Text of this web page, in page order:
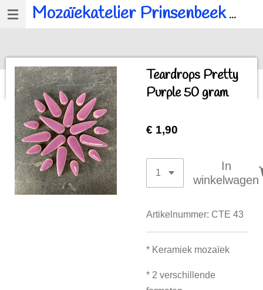
Ga
direct
de
hoofdinhoud
Mozaïekatelier Prinsenbeekvoor al u mozaïek, workshops en kinderfeestjes.
Teardrops Pretty
Purple 50 gram
€ 1,90
In
winkelwagen
Artikelnummer: CTE 43
* Keramiek mozaïek
* 2 verschillende